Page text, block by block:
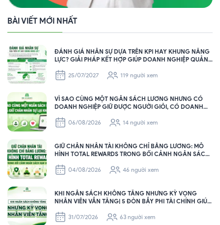
BÀI VIẾT MỚI NHẤT
ĐÁNH GIÁ NHÂN SỰ DỰA TRÊN KPI HAY KHUNG NĂNG
LỰC? GIẢI PHÁP KẾT HỢP GIÚP DOANH NGHIỆP QUẢN
25/07/2027
119 người xem
VÌ SAO CÙNG MỘT NGÂN SÁCH LƯƠNG NHƯNG CÓ
DOANH NGHIỆP GIỮ ĐƯỢC NGƯỜI GIỎI, CÓ DOANH
06/08/2026
14 người xem
GIỮ CHÂN NHÂN TÀI KHÔNG CHỈ BẰNG LƯƠNG: MÔ
HÌNH TOTAL REWARDS TRONG BỐI CẢNH NGÂN SÁCH
04/08/2026
46 người xem
KHI NGÂN SÁCH KHÔNG TĂNG NHƯNG KỲ VỌNG
NHÂN VIÊN VẪN TĂNG| 5 ĐÒN BẪY PHI TÀI CHÍNH GIÚP
31/07/2026
63 người xem